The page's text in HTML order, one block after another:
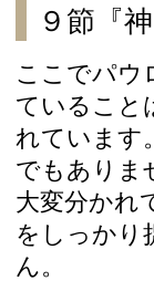
９節『
ここでパウ
ていること
れています
でもありま
大変分かれ
をしっかり
ん。